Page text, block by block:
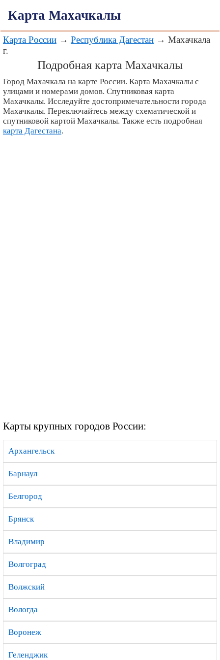
Карта Махачкалы
Карта России → Республика Дагестан → Махачкала
г.
Подробная карта Махачкалы
Город Махачкала на карте России. Карта Махачкалы с
улицами и номерами домов. Спутниковая карта
Махачкалы. Исследуйте достопримечательности города
Махачкалы. Переключайтесь между схематической и
спутниковой картой Махачкалы. Также есть подробная
карта Дагестана.
Карты крупных городов России:
Архангельск
Барнаул
Белгород
Брянск
Владимир
Волгоград
Волжский
Вологда
Воронеж
Геленджик